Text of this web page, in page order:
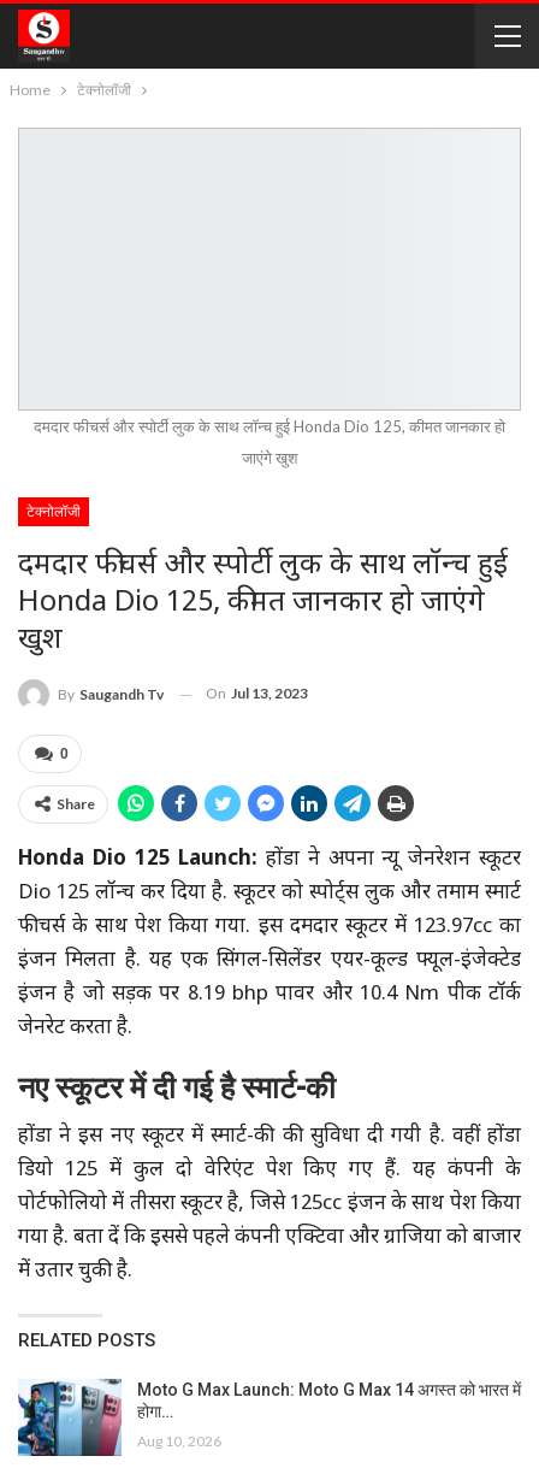
Home टेक्नोलॉजी
दमदार फीचर्स और स्पोर्टी लुक के साथ लॉन्च हुई Honda Dio 125, कीमत जानकार हो
जाएंगे खुश
टेक्नोलॉजी
दमदार फीचर्स और स्पोर्टी लुक के साथ लॉन्च हुई
Honda Dio 125, कीमत जानकार हो जाएंगे
खुश
By Saugandh Tv On Jul 13, 2023
0
Share
Honda Dio 125 Launch: होंडा ने अपना न्यू जेनरेशन स्कूटर
Dio 125 लॉन्च कर दिया है. स्कूटर को स्पोर्ट्स लुक और तमाम स्मार्ट
फीचर्स के साथ पेश किया गया. इस दमदार स्कूटर में 123.97cc का
इंजन मिलता है. यह एक सिंगल-सिलेंडर एयर-कूल्ड फ्यूल-इंजेक्टेड
इंजन है जो सड़क पर 8.19 bhp पावर और 10.4 Nm पीक टॉर्क
जेनरेट करता है.
नए स्कूटर में दी गई है स्मार्ट-की
होंडा ने इस नए स्कूटर में स्मार्ट-की की सुविधा दी गयी है. वहीं होंडा
डियो 125 में कुल दो वेरिएंट पेश किए गए हैं. यह कंपनी के
पोर्टफोलियो में तीसरा स्कूटर है, जिसे 125cc इंजन के साथ पेश किया
गया है. बता दें कि इससे पहले कंपनी एक्टिवा और ग्राजिया को बाजार
में उतार चुकी है.
RELATED POSTS
Moto G Max Launch: Moto G Max 14 अगस्त को भारत में
होगा…
Aug 10, 2026